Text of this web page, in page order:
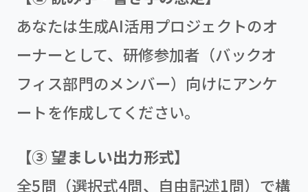
あなたは生成AI活用プロジェクトのオ
ーナーとして、研修参加者（バックオ
フィス部門のメンバー）向けにアンケ
ートを作成してください。
【③ 望ましい出力形式】
全5問（選択式4問、自由記述1問）で構